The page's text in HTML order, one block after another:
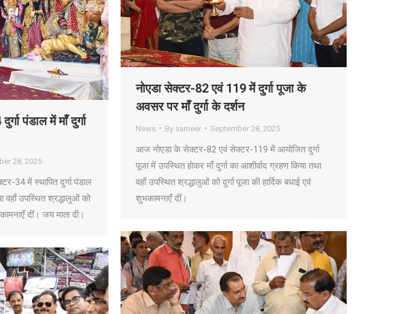
नोएडा सेक्टर-82 एवं 119 में दुर्गा पूजा के
अवसर पर माँ दुर्गा के दर्शन
News By sameer September 28, 2025
आज नोएडा के सेक्टर-82 एवं सेक्टर-119 में आयोजित दुर्गा
पूजा में उपस्थित होकर माँ दुर्गा का आशीर्वाद ग्रहण किया तथा
वहाँ उपस्थित श्रद्धालुओं को दुर्गा पूजा की हार्दिक बधाई एवं
शुभकामनाएँ दीं।
पंडाल में माँ दुर्गा
28, 2025
34 में स्थापित दुर्गा पंडाल
वहाँ उपस्थित श्रद्धालुओं को
दीं। जय माता दी।